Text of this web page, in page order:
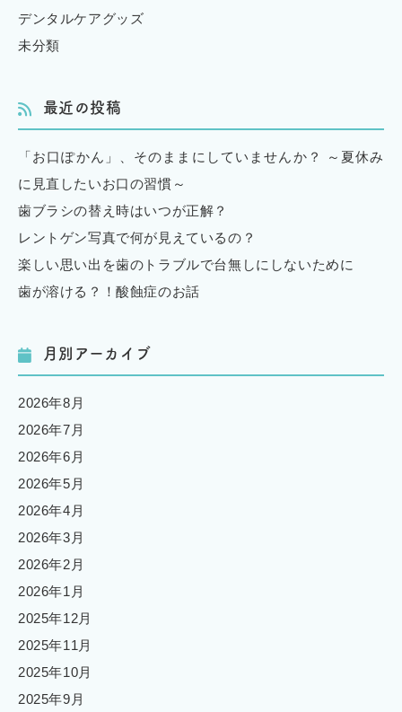
デンタルケアグッズ
未分類
最近の投稿
「お口ぽかん」、そのままにしていませんか？ ～夏休み
に見直したいお口の習慣～
歯ブラシの替え時はいつが正解？
レントゲン写真で何が見えているの？
楽しい思い出を歯のトラブルで台無しにしないために
歯が溶ける？！酸蝕症のお話
月別アーカイブ
2026年8月
2026年7月
2026年6月
2026年5月
2026年4月
2026年3月
2026年2月
2026年1月
2025年12月
2025年11月
2025年10月
2025年9月